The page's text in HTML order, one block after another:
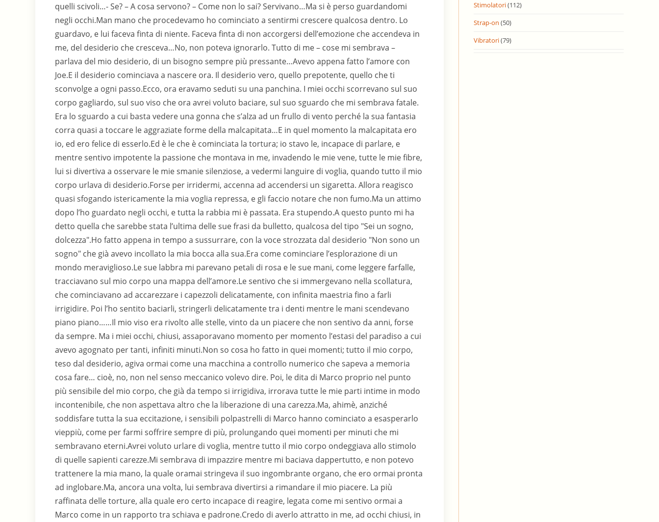
quelli scivoli…- Se? – A cosa servono? – Come non lo sai? Servivano…Ma si è perso guardandomi
negli occhi.Man mano che procedevamo ho cominciato a sentirmi crescere qualcosa dentro. Lo
guardavo, e lui faceva finta di niente. Faceva finta di non accorgersi dell’emozione che accendeva in
me, del desiderio che cresceva…No, non poteva ignorarlo. Tutto di me – cose mi sembrava –
parlava del mio desiderio, di un bisogno sempre più pressante…Avevo appena fatto l’amore con
Joe.E il desiderio cominciava a nascere ora. Il desiderio vero, quello prepotente, quello che ti
sconvolge a ogni passo.Ecco, ora eravamo seduti su una panchina. I miei occhi scorrevano sul suo
corpo gagliardo, sul suo viso che ora avrei voluto baciare, sul suo sguardo che mi sembrava fatale.
Era lo sguardo a cui basta vedere una gonna che s’alza ad un frullo di vento perché la sua fantasia
corra quasi a toccare le aggraziate forme della malcapitata…E in quel momento la malcapitata ero
io, ed ero felice di esserlo.Ed è le che è cominciata la tortura; io stavo le, incapace di parlare, e
mentre sentivo impotente la passione che montava in me, invadendo le mie vene, tutte le mie fibre,
lui si divertiva a osservare le mie smanie silenziose, a vedermi languire di voglia, quando tutto il mio
corpo urlava di desiderio.Forse per irridermi, accenna ad accendersi un sigaretta. Allora reagisco
quasi sfogando istericamente la mia voglia repressa, e gli faccio notare che non fumo.Ma un attimo
dopo l’ho guardato negli occhi, e tutta la rabbia mi è passata. Era stupendo.A questo punto mi ha
detto quella che sarebbe stata l’ultima delle sue frasi da bulletto, qualcosa del tipo "Sei un sogno,
dolcezza".Ho fatto appena in tempo a sussurrare, con la voce strozzata dal desiderio "Non sono un
sogno" che già avevo incollato la mia bocca alla sua.Era come cominciare l’esplorazione di un
mondo meraviglioso.Le sue labbra mi parevano petali di rosa e le sue mani, come leggere farfalle,
tracciavano sul mio corpo una mappa dell’amore.Le sentivo che si immergevano nella scollatura,
che cominciavano ad accarezzare i capezzoli delicatamente, con infinita maestria fino a farli
irrigidire. Poi l’ho sentito baciarli, stringerli delicatamente tra i denti mentre le mani scendevano
piano piano……Il mio viso era rivolto alle stelle, vinto da un piacere che non sentivo da anni, forse
da sempre. Ma i miei occhi, chiusi, assaporavano momento per momento l’estasi del paradiso a cui
avevo agognato per tanti, infiniti minuti.Non so cosa ho fatto in quei momenti; tutto il mio corpo,
teso dal desiderio, agiva ormai come una macchina a controllo numerico che sapeva a memoria
cosa fare… cioè, no, non nel senso meccanico volevo dire. Poi, le dita di Marco proprio nel punto
più sensibile del mio corpo, che già da tempo si irrigidiva, irrorava tutte le mie parti intime in modo
incontenibile, che non aspettava altro che la liberazione di una carezza.Ma, ahimè, anziché
soddisfare tutta la sua eccitazione, i sensibili polpastrelli di Marco hanno cominciato a esasperarlo
vieppiù, come per farmi soffrire sempre di più, prolungando quei momenti per minuti che mi
sembravano eterni.Avrei voluto urlare di voglia, mentre tutto il mio corpo ondeggiava allo stimolo
di quelle sapienti carezze.Mi sembrava di impazzire mentre mi baciava dappertutto, e non potevo
trattenere la mia mano, la quale oramai stringeva il suo ingombrante organo, che ero ormai pronta
ad inglobare.Ma, ancora una volta, lui sembrava divertirsi a rimandare il mio piacere. La più
raffinata delle torture, alla quale ero certo incapace di reagire, legata come mi sentivo ormai a
Marco come in un rapporto tra schiava e padrone.Credo di averlo attratto in me, ad occhi chiusi, in
Stimolatori(112)
Strap-on (50)
Vibratori(79)